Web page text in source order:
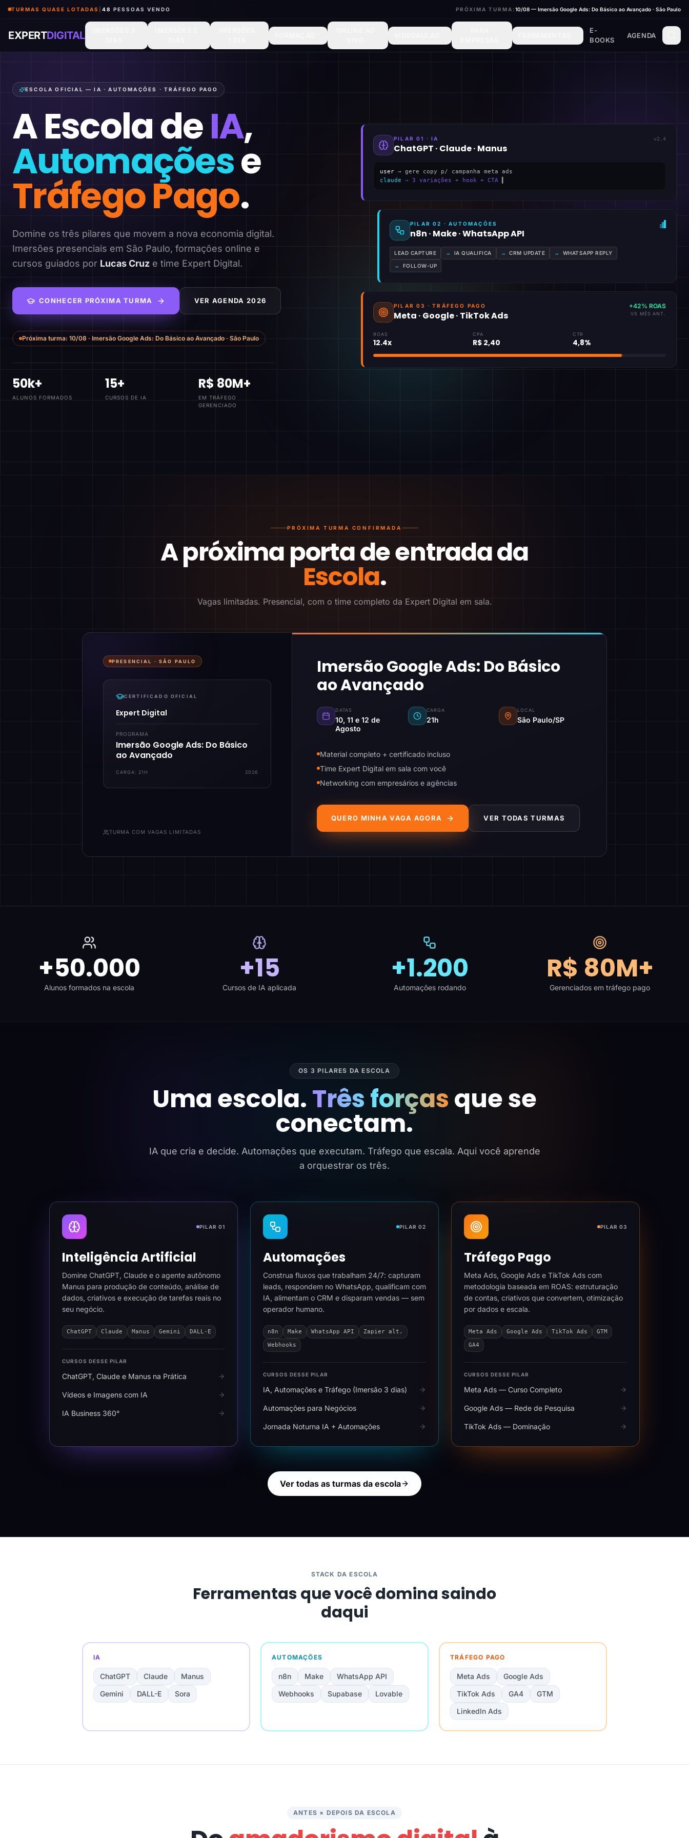
TURMAS QUASE LOTADAS 48 PESSOAS VENDO PRÓXIMA TURMA:10/08 — Imersão Google Ads: Do Básico ao Avançado · São Paulo
EXPERTDIGITAL
E-
BOOKS
AGENDA
ESCOLA OFICIAL — IA · AUTOMAÇÕES · TRÁFEGO PAGO
A Escola deIA,
Automaçõese
Tráfego Pago.
Domine os três pilares que movem a nova economia digital.
Imersões presenciais em São Paulo, formações online e
cursos guiados por Lucas Cruz e time Expert Digital.
CONHECER PRÓXIMA TURMA VER AGENDA 2026
Próxima turma: 10/08 · Imersão Google Ads: Do Básico ao Avançado · São Paulo
50k+
ALUNOS FORMADOS
15+
CURSOS DE IA
R$ 80M+
EM TRÁFEGO
GERENCIADO
PILAR 01 · IA
ChatGPT · Claude · Manus
v2.4
user → gere copy p/ campanha meta ads
claude → 3 variações + hook + CTA
PILAR 02 · AUTOMAÇÕES
n8n · Make · WhatsApp API
LEAD CAPTURE → IA QUALIFICA → CRM UPDATE → WHATSAPP REPLY
→ FOLLOW-UP
PILAR 03 · TRÁFEGO PAGO
Meta · Google · TikTok Ads
+42% ROAS
VS MÊS ANT.
ROAS
12.4x
CPA
R$ 2,40
CTR
4,8%
PRÓXIMA TURMA CONFIRMADA
A próxima porta de entrada da
Escola.
Vagas limitadas. Presencial, com o time completo da Expert Digital em sala.
PRESENCIAL ·SÃO PAULO
CERTIFICADO OFICIAL
Expert Digital
PROGRAMA
Imersão Google Ads: Do Básico
ao Avançado
CARGA: 21H 2026
TURMA COM VAGAS LIMITADAS
Imersão Google Ads: Do Básico
ao Avançado
DATAS
10, 11 e 12 de
Agosto
CARGA
21h
LOCAL
São Paulo/SP
Material completo + certificado incluso
Time Expert Digital em sala com você
Networking com empresários e agências
QUERO MINHA VAGA AGORA VER TODAS TURMAS
+50.000
Alunos formados na escola
+15
Cursos de IA aplicada
+1.200
Automações rodando
R$ 80M+
Gerenciados em tráfego pago
OS 3 PILARES DA ESCOLA
Uma escola.Três forçasque se
conectam.
IA que cria e decide. Automações que executam. Tráfego que escala. Aqui você aprende
a orquestrar os três.
PILAR 01
Inteligência Artificial
Domine ChatGPT, Claude e o agente autônomo
Manus para produção de conteúdo, análise de
dados, criativos e execução de tarefas reais no
seu negócio.
ChatGPT Claude Manus Gemini DALL-E
CURSOS DESSE PILAR
ChatGPT, Claude e Manus na Prática
Vídeos e Imagens com IA
IA Business 360°
PILAR 02
Automações
Construa fluxos que trabalham 24/7: capturam
leads, respondem no WhatsApp, qualificam com
IA, alimentam o CRM e disparam vendas — sem
operador humano.
n8n Make WhatsApp API
Zapier alt.
Webhooks
CURSOS DESSE PILAR
IA, Automações e Tráfego (Imersão 3 dias)
Automações para Negócios
Jornada Noturna IA + Automações
PILAR 03
Tráfego Pago
Meta Ads, Google Ads e TikTok Ads com
metodologia baseada em ROAS: estruturação
de contas, criativos que convertem, otimização
por dados e escala.
Meta Ads Google Ads TikTok Ads
GTM
GA4
CURSOS DESSE PILAR
Meta Ads — Curso Completo
Google Ads — Rede de Pesquisa
TikTok Ads — Dominação
Ver todas as turmas da escola
STACK DA ESCOLA
Ferramentas que você domina saindo
daqui
IA
ChatGPT Claude
Manus
Gemini
DALL-E Sora
AUTOMAÇÕES
n8n Make
WhatsApp API
Webhooks
Supabase Lovable
TRÁFEGO PAGO
Meta Ads
Google Ads
TikTok Ads
GA4
GTM
LinkedIn Ads
ANTES × DEPOIS DA ESCOLA